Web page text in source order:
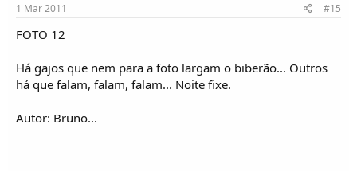
1 Mar 2011 #15
FOTO 12
Há gajos que nem para a foto largam o biberão... Outros
há que falam, falam, falam... Noite fixe.
Autor: Bruno...